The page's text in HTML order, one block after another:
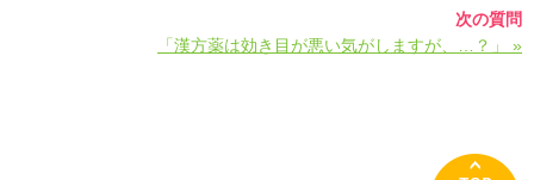
次の質問
「漢方薬は効き目が悪い気がしますが、…？」 »